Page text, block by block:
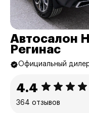
Автосалон
Регинас
Официальный
4.4
364 отзывов